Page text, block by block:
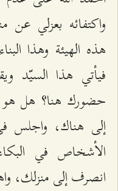
واكتفائه بعزلي
هذه الهيئة وهذا
فيأتي هذا
حضورك هنا؟ هل هو
إلى هناك، واجلس
الأشخاص في
انصرف إلى منزلك،